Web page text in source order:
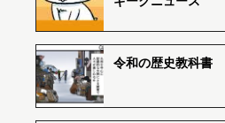
令和の歴史教科書